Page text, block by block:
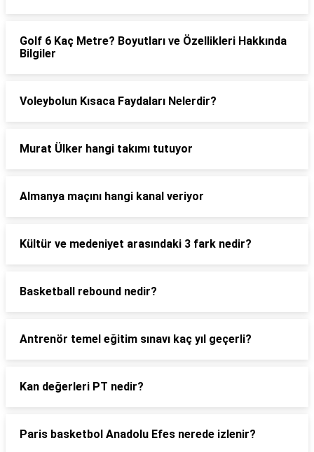
Golf 6 Kaç Metre? Boyutları ve Özellikleri Hakkında
Bilgiler
Voleybolun Kısaca Faydaları Nelerdir?
Murat Ülker hangi takımı tutuyor
Almanya maçını hangi kanal veriyor
Kültür ve medeniyet arasındaki 3 fark nedir?
Basketball rebound nedir?
Antrenör temel eğitim sınavı kaç yıl geçerli?
Kan değerleri PT nedir?
Paris basketbol Anadolu Efes nerede izlenir?